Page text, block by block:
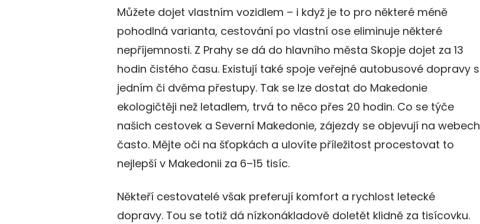
Můžete dojet vlastním vozidlem – i když je to pro některé méně
pohodlná varianta, cestování po vlastní ose eliminuje některé
nepříjemnosti. Z Prahy se dá do hlavního města Skopje dojet za 13
hodin čistého času. Existují také spoje veřejné autobusové dopravy s
jedním či dvěma přestupy. Tak se lze dostat do Makedonie
ekologičtěji než letadlem, trvá to něco přes 20 hodin. Co se týče
našich cestovek a Severní Makedonie, zájezdy se objevují na webech
často. Mějte oči na šťopkách a ulovíte příležitost procestovat to
nejlepší v Makedonii za 6–15 tisíc.
Někteří cestovatelé však preferují komfort a rychlost letecké
dopravy. Tou se totiž dá nízkonákladově doletět klidně za tisícovku.